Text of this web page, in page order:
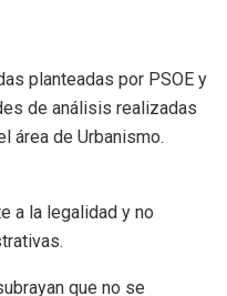
planteadas por PSOE y
de análisis realizadas
área de Urbanismo.
a la legalidad y no
que no se